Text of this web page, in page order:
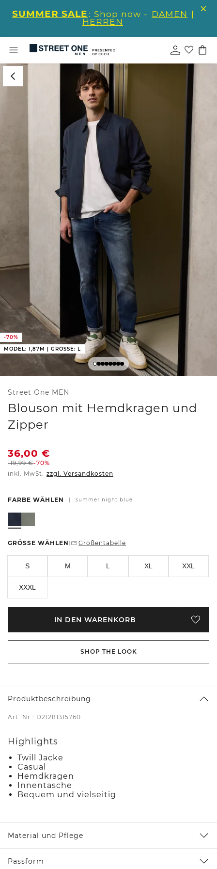
SUMMER SALE : Shop now - DAMEN |
HERREN
-70%
MODEL: 1,87M | GRÖSSE: L
Street One MEN
Blouson mit Hemdkragen und
Zipper
36,00 €
119,99€-70%
inkl. MwSt. zzgl. Versandkosten
FARBE WÄHLEN summer night blue
GRÖSSE WÄHLEN Größentabelle
S M L XL XXL
XXXL
IN DEN WARENKORB
SHOP THE LOOK
Produktbeschreibung
Art. Nr.: D21281315760
Highlights
Twill Jacke
Casual
Hemdkragen
Innentasche
Bequem und vielseitig
Material und Pflege
Passform